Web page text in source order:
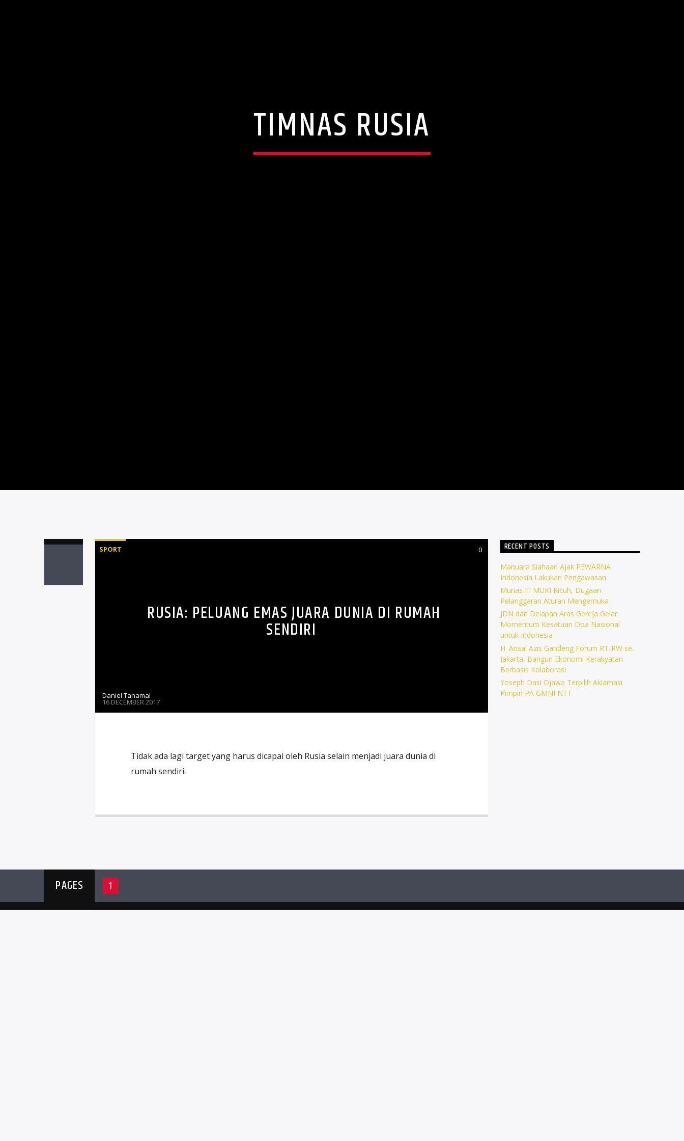
TIMNAS RUSIA
SPORT 0
RUSIA: PELUANG EMAS JUARA DUNIA DI RUMAH
SENDIRI
Daniel Tanamal
16 DECEMBER 2017
Tidak ada lagi target yang harus dicapai oleh Rusia selain menjadi juara dunia di
rumah sendiri.
RECENT POSTS
Manuara Siahaan Ajak PEWARNA
Indonesia Lakukan Pengawasan
Munas III MUKI Ricuh, Dugaan
Pelanggaran Aturan Mengemuka
JDN dan Delapan Aras Gereja Gelar
Momentum Kesatuan Doa Nasional
untuk Indonesia
H. Arisal Azis Gandeng Forum RT-RW se-
Jakarta, Bangun Ekonomi Kerakyatan
Berbasis Kolaborasi
Yoseph Dasi Djawa Terpilih Aklamasi
Pimpin PA GMNI NTT
PAGES 1